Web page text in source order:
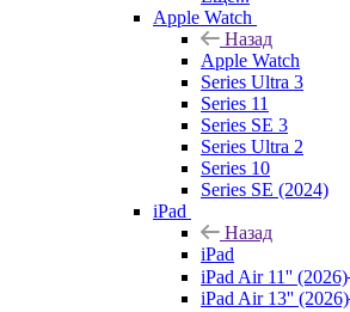
Apple Watch
Назад
Apple Watch
Series Ultra 3
Series 11
Series SE 3
Series Ultra 2
Series 10
Series SE (2024)
iPad
Назад
iPad
iPad Air 11'' (2026)
iPad Air 13'' (2026)